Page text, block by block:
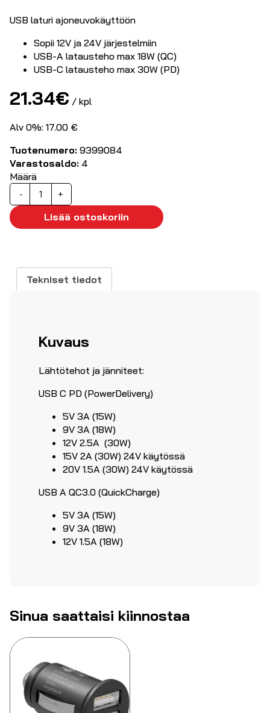
USB laturi ajoneuvokäyttöön
Sopii 12V ja 24V järjestelmiin
USB-A latausteho max 18W (QC)
USB-C latausteho max 30W (PD)
21.34€ / kpl
Alv 0%: 17.00 €
Tuotenumero: 9399084
Varastosaldo: 4
Määrä
-
Autolaturi
USB-
sekä
2
x
+
Lisää ostoskoriin
Tekniset tiedot
Kuvaus
Lähtötehot ja jänniteet:
USB C PD (PowerDelivery)
5V 3A (15W)
9V 3A (18W)
12V 2.5A (30W)
15V 2A (30W) 24V käytössä
20V 1.5A (30W) 24V käytössä
USB A QC3.0 (QuickCharge)
5V 3A (15W)
9V 3A (18W)
12V 1.5A (18W)
Sinua saattaisi kiinnostaa